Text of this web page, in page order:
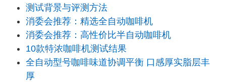
测试背景与评测方法
消委会推荐：精选全自动咖啡机
消委会推荐：高性价比半自动咖啡机
10款特浓咖啡机测试结果
全自动型号咖啡味道协调平衡 口感厚实脂层丰
厚